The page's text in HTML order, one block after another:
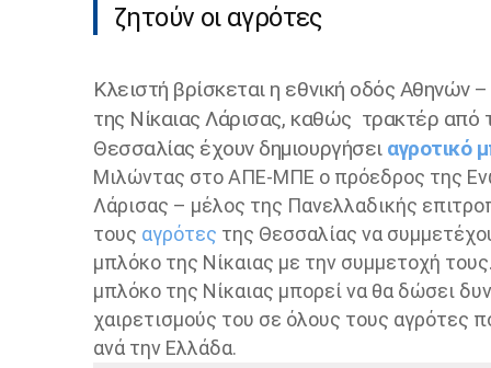
ζητούν οι αγρότες
Κλειστή βρίσκεται η εθνική οδός Αθηνών
της Νίκαιας Λάρισας, καθώς τρακτέρ από
Θεσσαλίας έχουν δημιουργήσειαγροτικό
Μιλώντας στο ΑΠΕ-ΜΠΕ ο πρόεδρος της
Λάρισας – μέλος της Πανελλαδικής
τους αγρότες της Θεσσαλίας να
μπλόκο της Νίκαιας με την συμμετοχή
μπλόκο της Νίκαιας μπορεί να θα δώσει
χαιρετισμούς του σε όλους τους αγρότες
ανά την Ελλάδα.